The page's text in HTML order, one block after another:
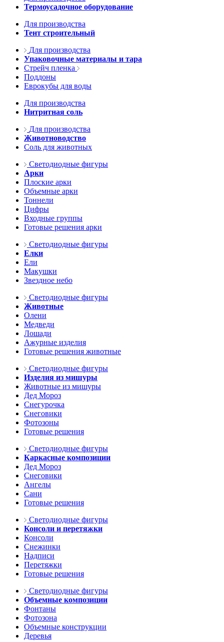
Термоусадочное оборудование
Для производства
Тент строительный
Для производства
Упаковочные материалы и тара
Стрейч пленка
Поддоны
Еврокубы для воды
Для производства
Нитритная соль
Для производства
Животноводство
Соль для животных
Светодиодные фигуры
Арки
Плоские арки
Объемные арки
Тоннели
Цифры
Входные группы
Готовые решения арки
Светодиодные фигуры
Елки
Ели
Макушки
Звездное небо
Светодиодные фигуры
Животные
Олени
Медведи
Лошади
Ажурные изделия
Готовые решения животные
Светодиодные фигуры
Изделия из мишуры
Животные из мишуры
Дед Мороз
Снегурочка
Снеговики
Фотозоны
Готовые решения
Светодиодные фигуры
Каркасные композиции
Дед Мороз
Снеговики
Ангелы
Сани
Готовые решения
Светодиодные фигуры
Консоли и перетяжки
Консоли
Снежинки
Надписи
Перетяжки
Готовые решения
Светодиодные фигуры
Объемные композиции
Фонтаны
Фотозона
Объемные конструкции
Деревья